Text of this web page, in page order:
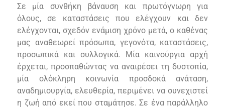
Σε μία συνθήκη βάναυση και πρωτόγνωρη για
όλους, σε καταστάσεις που ελέγχουν και δεν
ελέγχονται, σχεδόν ενάμιση χρόνο μετά, ο καθένας
μας αναθεωρεί πρόσωπα, γεγονότα, καταστάσεις,
προσωπικά και συλλογικά. Μία καινούργια αρχή
έρχεται, προσπαθώντας να αναιρέσει τη δυστοπία,
μία ολόκληρη κοινωνία προσδοκά ανάταση,
αναδημιουργία, ελευθερία, περιμένει να συνεχιστεί
η ζωή από εκεί που σταμάτησε. Σε ένα παράλληλο